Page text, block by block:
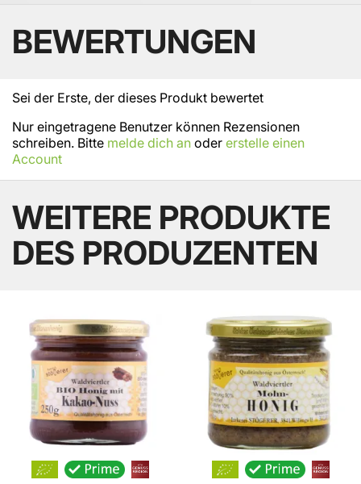
BEWERTUNGEN
Sei der Erste, der dieses Produkt bewertet
Nur eingetragene Benutzer können Rezensionen
schreiben. Bitte melde dich an oder erstelle einen
Account
WEITERE PRODUKTE
DES PRODUZENTEN